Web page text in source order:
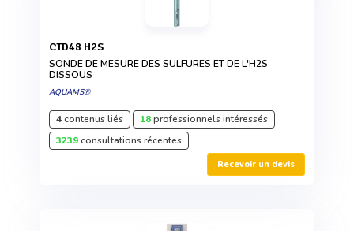
CTD48 H2S
SONDE DE MESURE DES SULFURES ET DE L'H2S
DISSOUS
AQUAMS®
4contenus liés 18professionnels intéressés
3239consultations récentes
Recevoir un devis